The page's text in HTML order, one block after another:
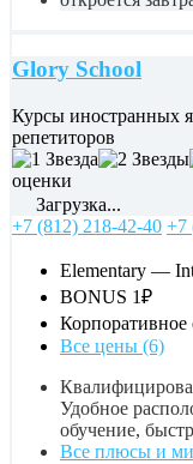
Glory School
Курсы иностранных
репетиторов
оценки
Загрузка...
+7 (812) 218-42-40 +7
Elementary —
BONUS 1₽
Корпоративное
Все цены (6)
Удобное
обучение,
Все плюсы и